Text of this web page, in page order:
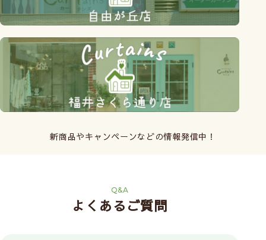
新商品やキャンペーンなどの情報発信中！
Q&A
よくあるご質問